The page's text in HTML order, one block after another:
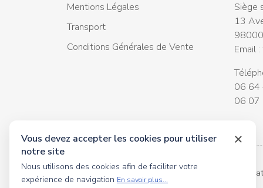
Mentions Légales
Transport
Conditions Générales de Vente
Siège
13
Email :
06 64
06 07
© 2026 tous droits réservés Toyscollection.
Vous devez accepter les cookies pour utiliser
notre site
Nous utilisons des cookies afin de faciliter votre
expérience de navigation En savoir plus...